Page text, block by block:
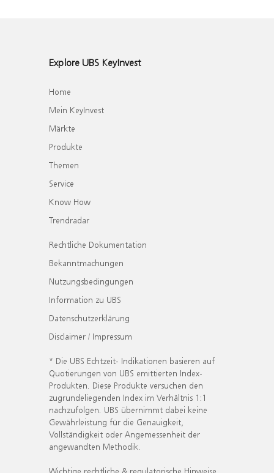
Explore UBS KeyInvest
Home
Mein KeyInvest
Märkte
Produkte
Themen
Service
Know How
Trendradar
Rechtliche Dokumentation
Bekanntmachungen
Nutzungsbedingungen
Information zu UBS
Datenschutzerklärung
Disclaimer / Impressum
* Die UBS Echtzeit- Indikationen basieren auf
Quotierungen von UBS emittierten Index-
Produkten. Diese Produkte versuchen den
zugrundeliegenden Index im Verhältnis 1:1
nachzufolgen. UBS übernimmt dabei keine
Gewährleistung für die Genauigkeit,
Vollständigkeit oder Angemessenheit der
angewandten Methodik.